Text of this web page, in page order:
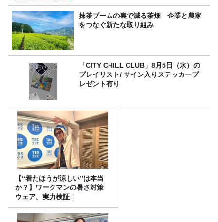
抹茶ブームの裏で減る茶畑 企業と農家
をつなぐ新たな取り組み
「CITY CHILL CLUB」8月5日（水）の
プレイリスト/ サイン入りステッカープ
レゼント有り
【“着たほうが涼しい”は本当
か？】ワークマンの暑さ対策
ウェア、実力検証！